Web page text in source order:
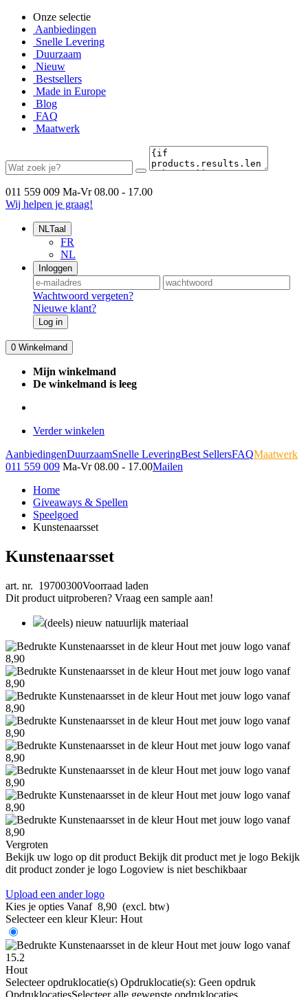
Onze selectie
Aanbiedingen
Snelle Levering
Duurzaam
Nieuw
Bestsellers
Made in Europe
Blog
FAQ
Maatwerk
011 559 009 Ma-Vr 08.00 - 17.00
Wij helpen je graag!
NLTaal
FR
NL
Inloggen
Wachtwoord vergeten?
Nieuwe klant?
Log in
0 Winkelmand
Mijn winkelmand
De winkelmand is leeg
Verder winkelen
AanbiedingenDuurzaamSnelle LeveringBest SellersFAQMaatwerk
011 559 009 Ma-Vr 08.00 - 17.00Mailen
Home
Giveaways & Spellen
Speelgoed
Kunstenaarsset
Kunstenaarsset
art. nr. 19700300Voorraad laden
Dit product uitproberen? Vraag een sample aan!
(deels) nieuw natuurlijk materiaal
Vergroten
Bekijk uw logo op dit product Bekijk dit product met je logo Bekijk
dit product zonder je logo Logoview is niet beschikbaar
Upload een ander logo
Kies je opties Vanaf 8,90 (excl. btw)
Selecteer een kleur Kleur: Hout
Hout
Selecteer opdruklocatie(s) Opdruklocatie(s): Geen opdruk
OpdruklocatiesSelecteer alle gewenste opdruklocaties